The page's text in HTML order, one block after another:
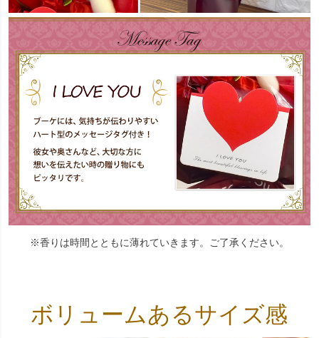
※香りは時間とともに薄れていきます。ご了承ください。
ボリュームあるサイズ感